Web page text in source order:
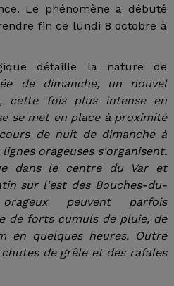
Le phénomène a débuté
fin ce lundi 8 octobre à
détaille la nature de
de dimanche, un nouvel
cette fois plus intense en
se met en place à proximité
de nuit de dimanche à
orageuses s'organisent,
dans le centre du Var et
sur l'est des Bouches-du-
peuvent parfois
de forts cumuls de pluie, de
en quelques heures. Outre
de grêle et des rafales